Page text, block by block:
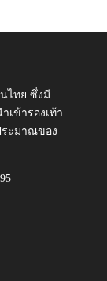
ไทย ซึ่งมี
เข้ารองเท้า
ะมาณของ